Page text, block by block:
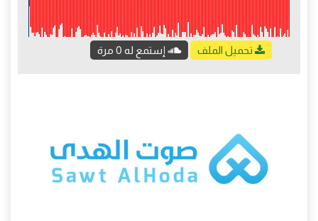
تحميل الملف إستمع له 0 مرة